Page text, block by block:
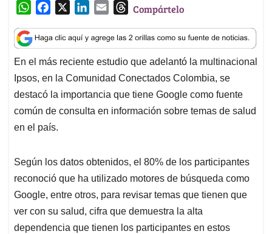
W
a
t
s
A
p
p
c
e
b
o
o
k
n
k
e
d
I
n
a
i
l
T
r
e
a
d
s
Compártelo
En el más reciente estudio que adelantó la multinacional
Ipsos, en la Comunidad Conectados Colombia, se
destacó la importancia que tiene Google como fuente
común de consulta en información sobre temas de salud
en el país.
Según los datos obtenidos, el 80% de los participantes
reconoció que ha utilizado motores de búsqueda como
Google, entre otros, para revisar temas que tienen que
ver con su salud, cifra que demuestra la alta
dependencia que tienen los participantes en estos